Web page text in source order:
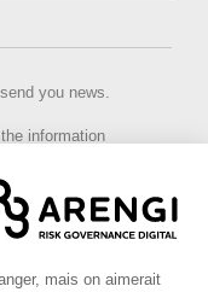
you news.
information
learn more about